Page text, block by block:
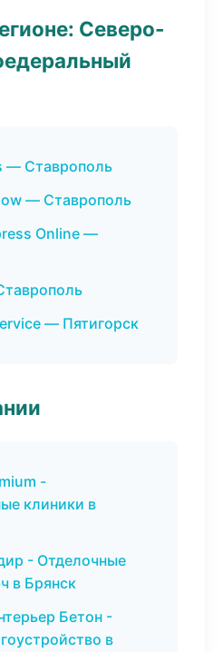
Северо-
— Ставрополь
— Ставрополь
Online —
— Пятигорск
-
клиники в
- Отделочные
в Брянск
Бетон -
в